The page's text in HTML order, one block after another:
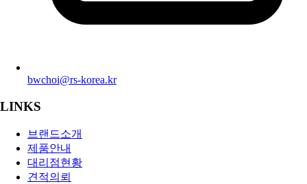
bwchoi@rs-korea.kr
LINKS
브랜드소개
제품안내
대리점현황
견적의뢰